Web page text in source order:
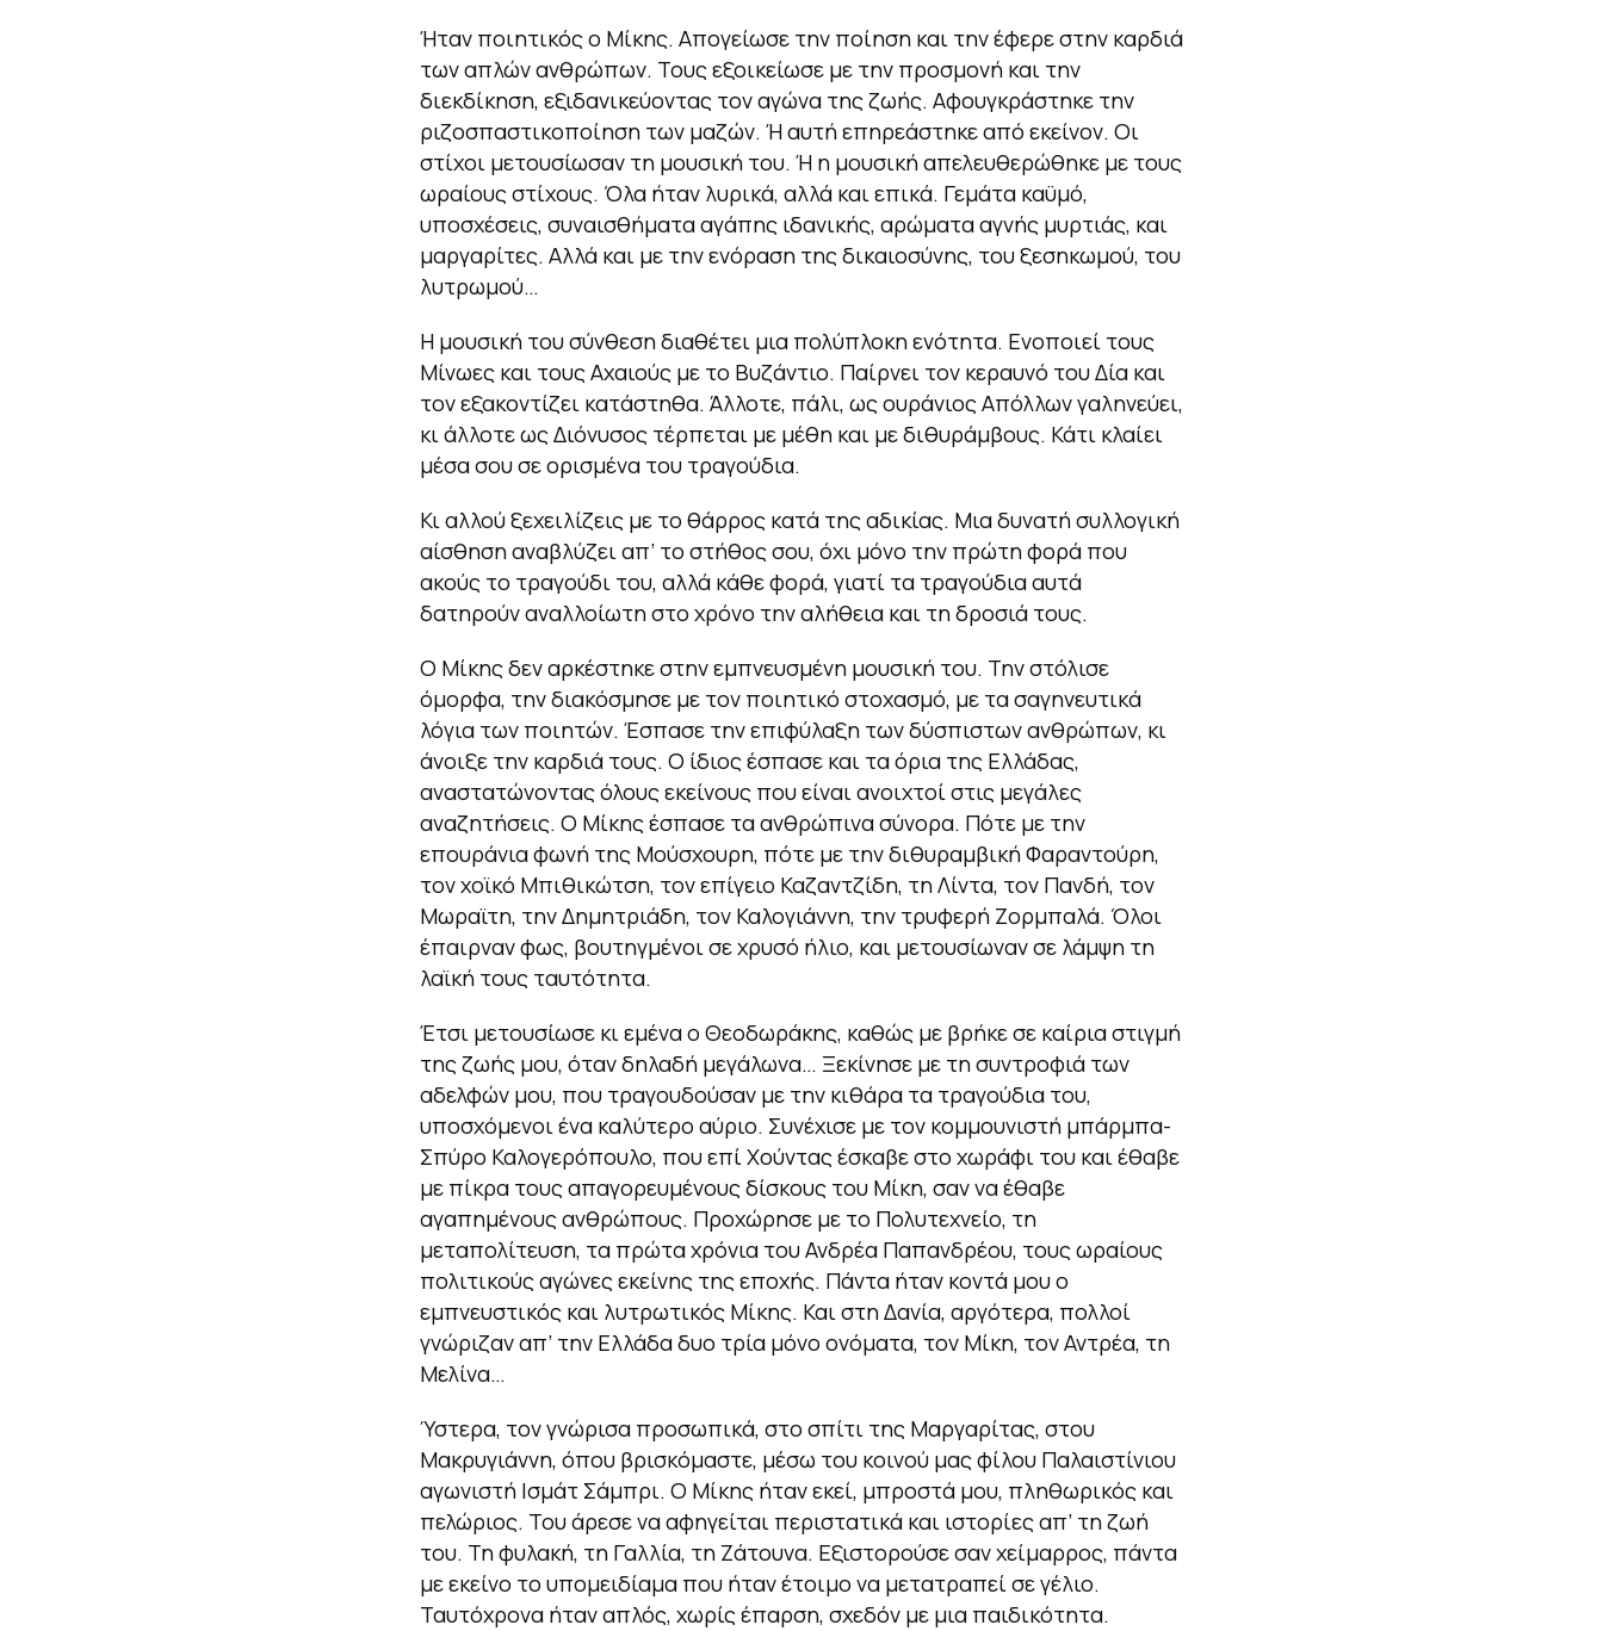
Ήταν ποιητικός ο Μίκης. Απογείωσε την ποίηση και την έφερε στην καρδιά
των απλών ανθρώπων. Τους εξοικείωσε με την προσμονή και την
διεκδίκηση, εξιδανικεύοντας τον αγώνα της ζωής. Αφουγκράστηκε την
ριζοσπαστικοποίηση των μαζών. Ή αυτή επηρεάστηκε από εκείνον. Οι
στίχοι μετουσίωσαν τη μουσική του. Ή η μουσική απελευθερώθηκε με τους
ωραίους στίχους. Όλα ήταν λυρικά, αλλά και επικά. Γεμάτα καϋμό,
υποσχέσεις, συναισθήματα αγάπης ιδανικής, αρώματα αγνής μυρτιάς, και
μαργαρίτες. Αλλά και με την ενόραση της δικαιοσύνης, του ξεσηκωμού, του
λυτρωμού…
Η μουσική του σύνθεση διαθέτει μια πολύπλοκη ενότητα. Ενοποιεί τους
Μίνωες και τους Αχαιούς με το Βυζάντιο. Παίρνει τον κεραυνό του Δία και
τον εξακοντίζει κατάστηθα. Άλλοτε, πάλι, ως ουράνιος Απόλλων γαληνεύει,
κι άλλοτε ως Διόνυσος τέρπεται με μέθη και με διθυράμβους. Κάτι κλαίει
μέσα σου σε ορισμένα του τραγούδια.
Κι αλλού ξεχειλίζεις με το θάρρος κατά της αδικίας. Μια δυνατή συλλογική
αίσθηση αναβλύζει απ’ το στήθος σου, όχι μόνο την πρώτη φορά που
ακούς το τραγούδι του, αλλά κάθε φορά, γιατί τα τραγούδια αυτά
δατηρούν αναλλοίωτη στο χρόνο την αλήθεια και τη δροσιά τους.
Ο Μίκης δεν αρκέστηκε στην εμπνευσμένη μουσική του. Την στόλισε
όμορφα, την διακόσμησε με τον ποιητικό στοχασμό, με τα σαγηνευτικά
λόγια των ποιητών. Έσπασε την επιφύλαξη των δύσπιστων ανθρώπων, κι
άνοιξε την καρδιά τους. Ο ίδιος έσπασε και τα όρια της Ελλάδας,
αναστατώνοντας όλους εκείνους που είναι ανοιχτοί στις μεγάλες
αναζητήσεις. Ο Μίκης έσπασε τα ανθρώπινα σύνορα. Πότε με την
επουράνια φωνή της Μούσχουρη, πότε με την διθυραμβική Φαραντούρη,
τον χοϊκό Μπιθικώτση, τον επίγειο Καζαντζίδη, τη Λίντα, τον Πανδή, τον
Μωραϊτη, την Δημητριάδη, τον Καλογιάννη, την τρυφερή Ζορμπαλά. Όλοι
έπαιρναν φως, βουτηγμένοι σε χρυσό ήλιο, και μετουσίωναν σε λάμψη τη
λαϊκή τους ταυτότητα.
Έτσι μετουσίωσε κι εμένα ο Θεοδωράκης, καθώς με βρήκε σε καίρια στιγμή
της ζωής μου, όταν δηλαδή μεγάλωνα… Ξεκίνησε με τη συντροφιά των
αδελφών μου, που τραγουδούσαν με την κιθάρα τα τραγούδια του,
υποσχόμενοι ένα καλύτερο αύριο. Συνέχισε με τον κομμουνιστή μπάρμπα-
Σπύρο Καλογερόπουλο, που επί Χούντας έσκαβε στο χωράφι του και έθαβε
με πίκρα τους απαγορευμένους δίσκους του Μίκη, σαν να έθαβε
αγαπημένους ανθρώπους. Προχώρησε με το Πολυτεχνείο, τη
μεταπολίτευση, τα πρώτα χρόνια του Ανδρέα Παπανδρέου, τους ωραίους
πολιτικούς αγώνες εκείνης της εποχής. Πάντα ήταν κοντά μου ο
εμπνευστικός και λυτρωτικός Μίκης. Και στη Δανία, αργότερα, πολλοί
γνώριζαν απ’ την Ελλάδα δυο τρία μόνο ονόματα, τον Μίκη, τον Αντρέα, τη
Μελίνα…
Ύστερα, τον γνώρισα προσωπικά, στο σπίτι της Μαργαρίτας, στου
Μακρυγιάννη, όπου βρισκόμαστε, μέσω του κοινού μας φίλου Παλαιστίνιου
αγωνιστή Ισμάτ Σάμπρι. Ο Μίκης ήταν εκεί, μπροστά μου, πληθωρικός και
πελώριος. Του άρεσε να αφηγείται περιστατικά και ιστορίες απ’ τη ζωή
του. Τη φυλακή, τη Γαλλία, τη Ζάτουνα. Εξιστορούσε σαν χείμαρρος, πάντα
με εκείνο το υπομειδίαμα που ήταν έτοιμο να μετατραπεί σε γέλιο.
Ταυτόχρονα ήταν απλός, χωρίς έπαρση, σχεδόν με μια παιδικότητα.